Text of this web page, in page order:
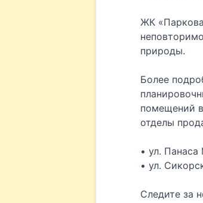
ЖК
природы.
Более
помещений
отделы
• ул.
• ул.
Следите за